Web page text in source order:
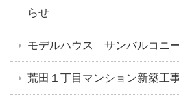
らせ
モデルハウス サンバルコニ
荒田１丁目マンション新築工